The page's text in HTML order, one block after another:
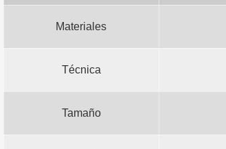
Materiales
Técnica
Tamaño